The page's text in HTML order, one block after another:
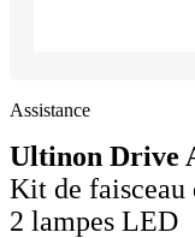
Assistance
Ultinon Drive
Kit de faisceau
2 lampes LED